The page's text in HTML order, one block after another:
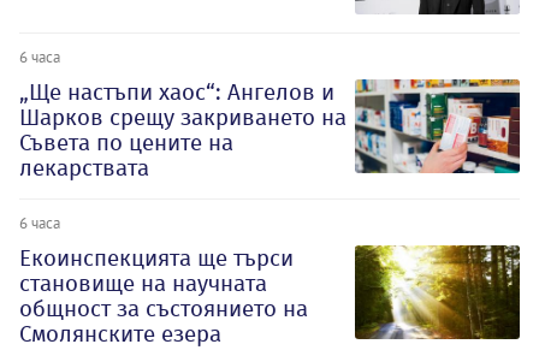
6 часа
„Ще настъпи хаос“: Ангелов и
Шарков срещу закриването на
Съвета по цените на
лекарствата
6 часа
Екоинспекцията ще търси
становище на научната
общност за състоянието на
Смолянските езера